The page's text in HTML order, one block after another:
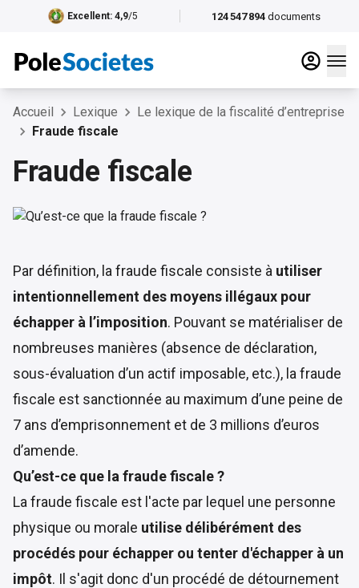
124 547 894 documents
Excellent: 4,9/5
Accueil Lexique
Le lexique de la fiscalité d’entreprise
Fraude fiscale
Fraude fiscale
Par définition, la fraude fiscale consiste à utiliser
intentionnellement des moyens illégaux pour
échapper à l’imposition. Pouvant se matérialiser de
nombreuses manières (absence de déclaration,
sous-évaluation d’un actif imposable, etc.), la fraude
fiscale est sanctionnée au maximum d’une peine de
7 ans d’emprisonnement et de 3 millions d’euros
d’amende.
Qu’est-ce que la fraude fiscale ?
La fraude fiscale est l'acte par lequel une personne
physique ou morale utilise délibérément des
procédés pour échapper ou tenter d'échapper à un
impôt. Il s'agit donc d'un procédé de détournement